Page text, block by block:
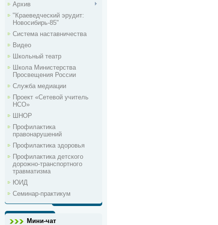
Архив
"Краеведческий эрудит:
Новосибирь-85"
Система наставничества
Видео
Школьный театр
Школа Министерства
Просвещения России
Служба медиации
Проект «Сетевой учитель
НСО»
ШНОР
Профилактика
правонарушений
Профилактика здоровья
Профилактика детского
дорожно-транспортного
травматизма
ЮИД
Семинар-практикум
Мини-чат